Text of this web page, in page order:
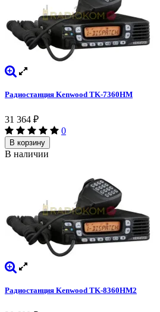
Радиостанция Kenwood TK-7360HM
31 364 ₽
0
В корзину
В наличии
Радиостанция Kenwood TK-8360HM2